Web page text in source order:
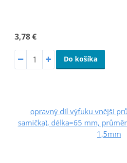
3,78 €
Do košíka
opravný díl výfuku vnější
samička), délka=65 mm,
1,5mm